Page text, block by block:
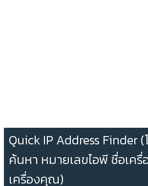
Quick IP Address Finder
ค้นหา หมายเลขไอพี ชื่อเครื่
เครื่องคุณ)